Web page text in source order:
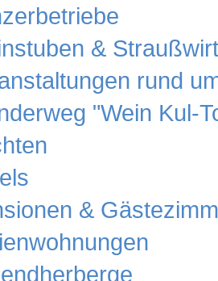
&
rund
"Wein Kul-
&